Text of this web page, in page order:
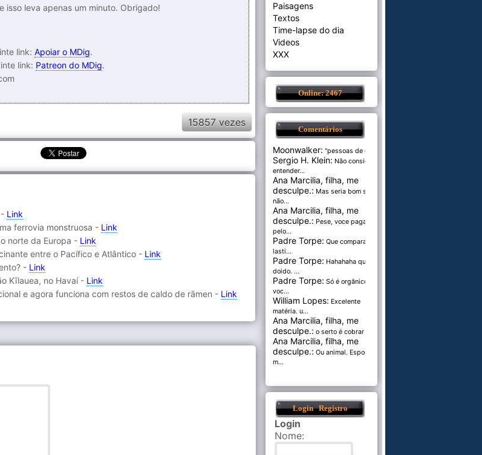
isso leva apenas um minuto. Obrigado!
link: Apoiar o MDig.
link: Patreon do MDig.
15857 vezes
Link
ferrovia monstruosa - Link
norte da Europa - Link
entre o Pacífico e Atlântico - Link
- Link
Kīlauea, no Havaí - Link
e agora funciona com restos de caldo de rāmen - Link
Paisagens
Textos
Time-lapse do dia
Videos
XXX
Online: 2467
Comentários
Moonwalker: "pessoas de cer...
Sergio H. Klein: Não consigo
entender...
Ana Marcilia, filha, me
desculpe.: Mas seria bom se
não...
Ana Marcilia, filha, me
desculpe.: Pese, voce paga
pelo...
Padre Torpe: Que comparação
lasti...
Padre Torpe: Hahahaha que
doido. ...
Padre Torpe: Só é orgânico se
voc...
William Lopes: Excelente
matéria. u...
Ana Marcilia, filha, me
desculpe.: o serto é cobrar pel...
Ana Marcilia, filha, me
desculpe.: Ou animal. Esponja
m...
Login Registro
Login
Nome: